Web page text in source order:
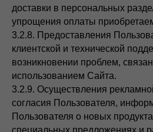
доставки в персональных
упрощения оплаты
3.2.8. Предоставления
клиентской и технической
возникновении проблем,
использованием Сайта.
3.2.9. Осуществления
согласия Пользователя,
Пользователя о новых
специальных предложениях и